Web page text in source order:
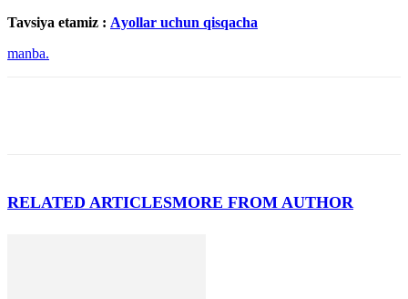
Tavsiya etamiz : Аyollar uchun qisqacha
manba.
RELATED ARTICLESMORE FROM AUTHOR